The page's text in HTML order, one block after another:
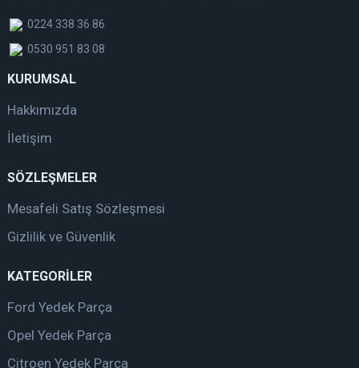
0224 338 36 86
0530 951 83 08
KURUMSAL
Hakkımızda
İletişim
SÖZLEŞMELER
Mesafeli Satış Sözleşmesi
Gizlilik ve Güvenlik
KATEGORİLER
Ford Yedek Parça
Opel Yedek Parça
Citroen Yedek Parça